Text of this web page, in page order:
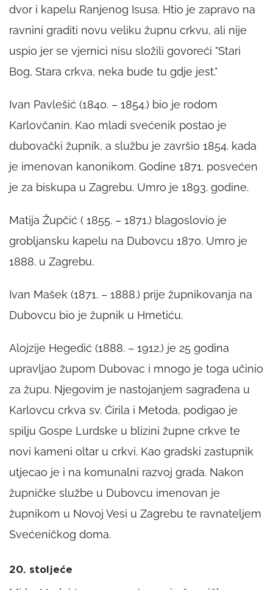
dvor i kapelu Ranjenog Isusa. Htio je zapravo na
ravnini graditi novu veliku župnu crkvu, ali nije
uspio jer se vjernici nisu složili govoreći "Stari
Bog, Stara crkva, neka bude tu gdje jest."
Ivan Pavlešić (1840. – 1854.) bio je rodom
Karlovčanin. Kao mladi svećenik postao je
dubovački župnik, a službu je završio 1854. kada
je imenovan kanonikom. Godine 1871. posvećen
je za biskupa u Zagrebu. Umro je 1893. godine.
Matija Župčić ( 1855. – 1871.) blagoslovio je
grobljansku kapelu na Dubovcu 1870. Umro je
1888. u Zagrebu.
Ivan Mašek (1871. – 1888.) prije župnikovanja na
Dubovcu bio je župnik u Hrnetiću.
Alojzije Hegedić (1888. – 1912.) je 25 godina
upravljao župom Dubovac i mnogo je toga učinio
za župu. Njegovim je nastojanjem sagrađena u
Karlovcu crkva sv. Ćirila i Metoda, podigao je
spilju Gospe Lurdske u blizini župne crkve te
novi kameni oltar u crkvi. Kao gradski zastupnik
utjecao je i na komunalni razvoj grada. Nakon
župničke službe u Dubovcu imenovan je
župnikom u Novoj Vesi u Zagrebu te ravnateljem
Svećeničkog doma.
20. stoljeće